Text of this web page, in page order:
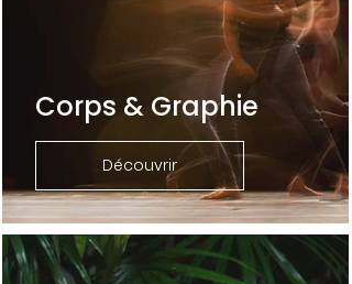
Corps & Graphie
Découvrir